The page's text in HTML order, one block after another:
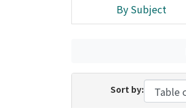
By Subject
Sort by: